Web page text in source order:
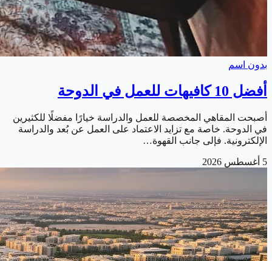
بدون اسم
أفضل 10 كافيهات للعمل في الدوحة
أصبحت المقاهي المخصصة للعمل والدراسة خيارًا مفضلًا للكثيرين
في الدوحة. خاصة مع تزايد الاعتماد على العمل عن بُعد والدراسة
الإلكترونية. فإلى جانب القهوة…
5 أغسطس 2026